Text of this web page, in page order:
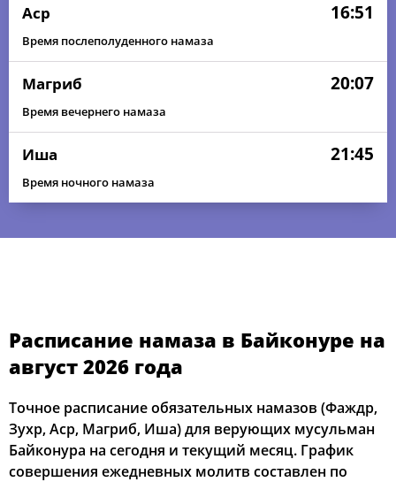
Аср 16:51
Время послеполуденного намаза
Магриб 20:07
Время вечернего намаза
Иша 21:45
Время ночного намаза
Расписание намаза в Байконуре на
август 2026 года
Точное расписание обязательных намазов (Фаждр,
Зухр, Аср, Магриб, Иша) для верующих мусульман
Байконура на сегодня и текущий месяц. График
совершения ежедневных молитв составлен по